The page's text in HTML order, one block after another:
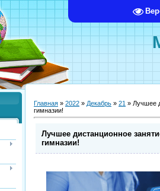
Главная » 2022 » Декабрь » 21 » Лучшее
гимназии!
Лучшее дистанционное
гимназии!